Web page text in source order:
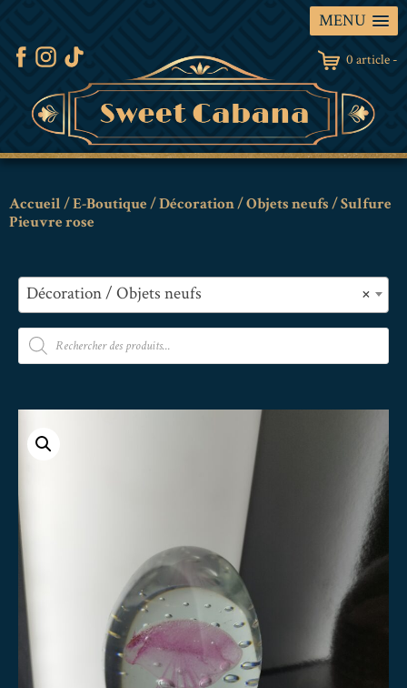
MENU
0 article -
Accueil/E-Boutique/Décoration / Objets neufs/ Sulfure
Pieuvre rose
×
Décoration / Objets neufs